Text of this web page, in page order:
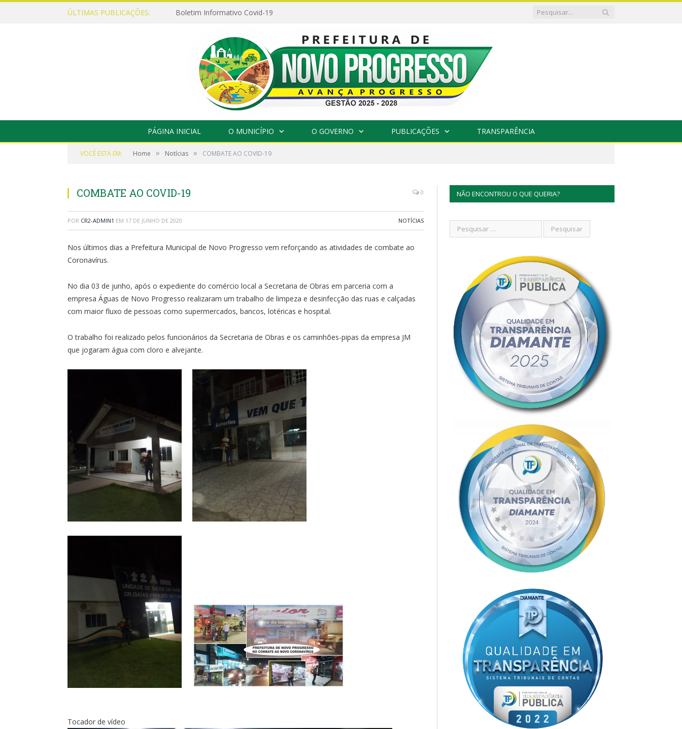
ÚLTIMAS PUBLICAÇÕES: Boletim Informativo Covid-19
PÁGINA INICIAL O MUNICÍPIO O GOVERNO PUBLICAÇÕES TRANSPARÊNCIA
VOCÊ ESTÁ EM: Home » Notícias » COMBATE AO COVID-19
COMBATE AO COVID-19 0
POR CR2-ADMIN1 EM 17 DE JUNHO DE 2020 NOTÍCIAS
Nos últimos dias a Prefeitura Municipal de Novo Progresso vem reforçando as atividades de combate ao
Coronavírus.
No dia 03 de junho, após o expediente do comércio local a Secretaria de Obras em parceria com a
empresa Águas de Novo Progresso realizaram um trabalho de limpeza e desinfecção das ruas e calçadas
com maior fluxo de pessoas como supermercados, bancos, lotéricas e hospital.
O trabalho foi realizado pelos funcionários da Secretaria de Obras e os caminhões-pipas da empresa JM
que jogaram água com cloro e alvejante.
Tocador de vídeo
NÃO ENCONTROU O QUE QUERIA?